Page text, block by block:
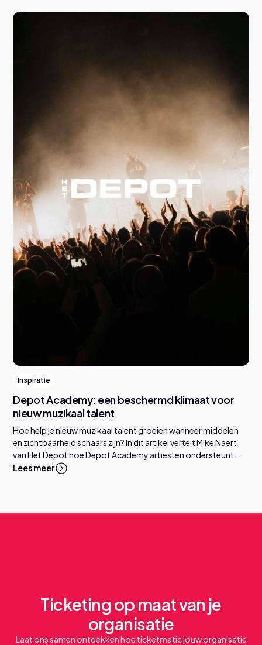
Inspiratie
Depot Academy: een beschermd klimaat voor
nieuw muzikaal talent
Hoe help je nieuw muzikaal talent groeien wanneer middelen
en zichtbaarheid schaars zijn? In dit artikel vertelt Mike Naert
van Het Depot hoe Depot Academy artiesten ondersteunt
met ruimte, begeleiding en connecties, en welke rol
Lees meer
Ticketing op maat van je
organisatie
Laat ons samen ontdekken hoe ticketmatic jouw organisatie